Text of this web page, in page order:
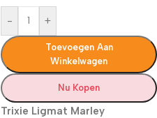
- +
Toevoegen Aan
Winkelwagen
Nu Kopen
Trixie Ligmat Marley